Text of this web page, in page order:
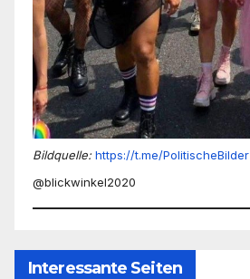
Bildquelle: https://t.me/PolitischeBilder
@blickwinkel2020
Interessante Seiten